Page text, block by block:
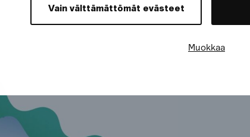
Vain välttämättömät evästeet
Muokkaa